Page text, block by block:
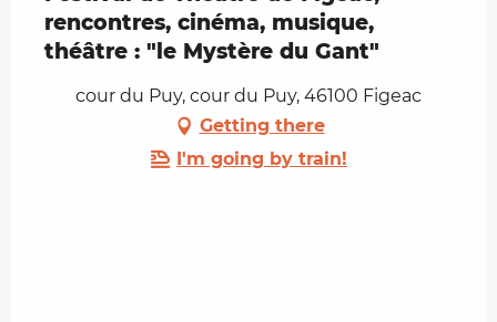
rencontres, cinéma, musique,
théâtre : "le Mystère du Gant"
cour du Puy, cour du Puy, 46100 Figeac
Getting there
I'm going by train!